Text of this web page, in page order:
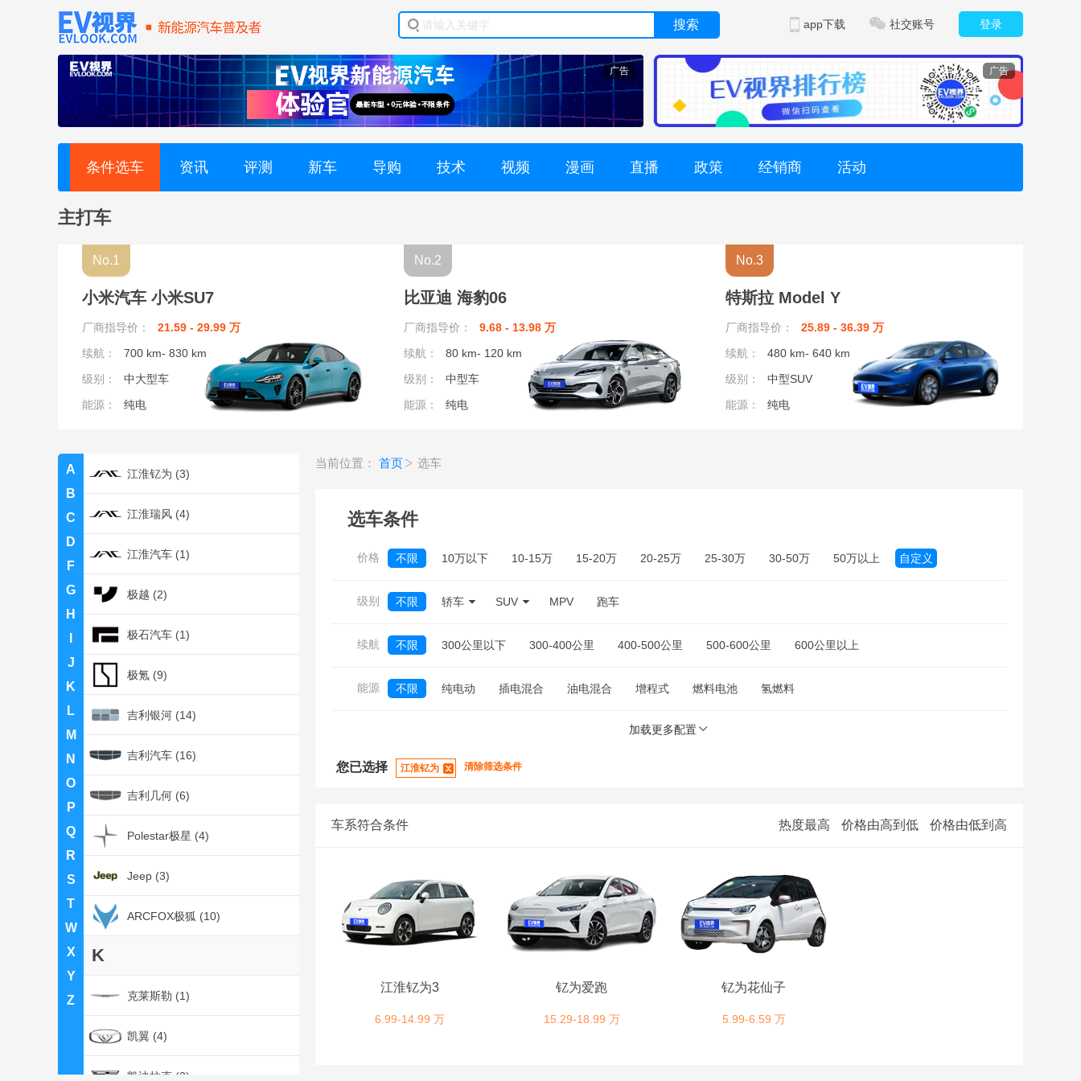
搜索 登录
社交账号
app下载
广告 广告
条件选车 资讯 评测 新车 导购 技术 视频 漫画 直播 政策 经销商 活动
主打车
No.1
小米汽车 小米SU7
厂商指导价：
21.59 - 29.99 万
续航：
700 km- 830 km
级别：
中大型车
能源：
纯电
No.2
比亚迪 海豹06
厂商指导价：
9.68 - 13.98 万
续航：
80 km- 120 km
级别：
中型车
能源：
纯电
No.3
特斯拉 Model Y
厂商指导价：
25.89 - 36.39 万
续航：
480 km- 640 km
级别：
中型SUV
能源：
纯电
A
B
C
D
F
G
H
J
K
L
M
N
O
P
Q
R
S
T
W
X
Y
Z
海马 (3)
哈弗 (10)
I
J
捷尼赛思 (3)
江汽集团 (7)
江淮钇为 (3)
江淮瑞风 (4)
江淮汽车 (1)
极越 (2)
极石汽车 (1)
极氪 (9)
吉利银河 (14)
吉利汽车 (16)
吉利几何 (6)
Polestar极星 (4)
Jeep (3)
ARCFOX极狐 (10)
K
克莱斯勒 (1)
凯翼 (4)
凯迪拉克 (2)
当前位置： 首页 选车
选车条件
价格 不限 10万以下 10-15万 15-20万 20-25万 25-30万 30-50万 50万以上 自定义
0万
级别 不限 轿车 SUV MPV 跑车
续航 不限 300公里以下 300-400公里 400-500公里 500-600公里 600公里以上
能源 不限 纯电动 插电混合 油电混合 增程式 燃料电池 氢燃料
加载更多配置
您已选择 江淮钇为 清除筛选条件
车系符合条件 热度最高 价格由高到低 价格由低到高
江淮钇为3
6.99-14.99 万
钇为爱跑
15.29-18.99 万
钇为花仙子
5.99-6.59 万